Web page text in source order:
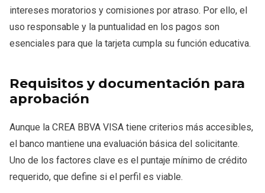
intereses moratorios y comisiones por atraso. Por ello, el
uso responsable y la puntualidad en los pagos son
esenciales para que la tarjeta cumpla su función educativa.
Requisitos y documentación para
aprobación
Aunque la CREA BBVA VISA tiene criterios más accesibles,
el banco mantiene una evaluación básica del solicitante.
Uno de los factores clave es el puntaje mínimo de crédito
requerido, que define si el perfil es viable.